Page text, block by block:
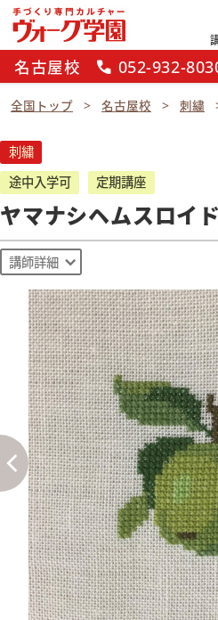
名古屋校 call 052-932-
全国トップ 名古屋校 刺繍
刺繍
途中入学可
定期講座
ヤマナシヘムスロイ
講師詳細